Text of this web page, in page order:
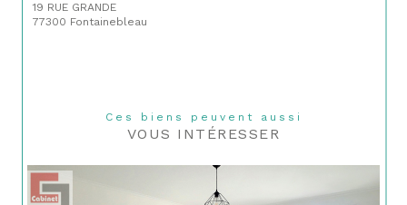
19 RUE GRANDE
77300 Fontainebleau
Ces biens peuvent aussi
VOUS INTÉRESSER